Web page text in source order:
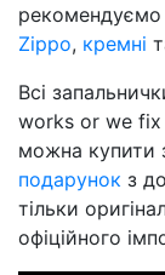
рекомендуємо
Zippo, кремні
Всі
works or we fix
можна купити
подарунок з
тільки
офіційного